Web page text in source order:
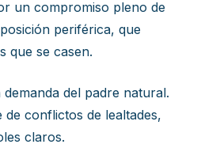
un compromiso pleno de
periférica, que
que se casen.
del padre natural.
conflictos de lealtades,
claros.